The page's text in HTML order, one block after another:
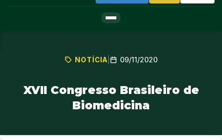
NOTÍCIA 09/11/2020
XVII Congresso Brasileiro de
Biomedicina